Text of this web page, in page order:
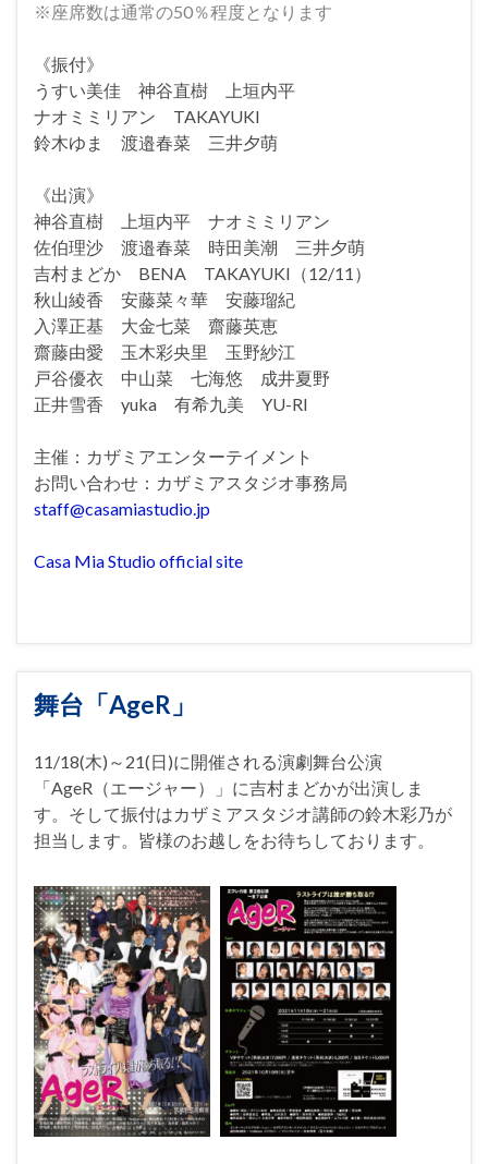
※座席数は通常の50％程度となります
《振付》
うすい美佳 神谷直樹 上垣内平
ナオミミリアン TAKAYUKI
鈴木ゆま 渡邉春菜 三井夕萌
《出演》
神谷直樹 上垣内平 ナオミミリアン
佐伯理沙 渡邉春菜 時田美潮 三井夕萌
吉村まどか BENA TAKAYUKI（12/11）
秋山綾香 安藤菜々華 安藤瑠紀
入澤正基 大金七菜 齋藤英恵
齋藤由愛 玉木彩央里 玉野紗江
戸谷優衣 中山菜 七海悠 成井夏野
正井雪香 yuka 有希九美 YU-RI
主催：カザミアエンターテイメント
お問い合わせ：カザミアスタジオ事務局
staff@casamiastudio.jp
Casa Mia Studio official site
舞台「AgeR」
11/18(木)～21(日)に開催される演劇舞台公演
「AgeR（エージャー）」に吉村まどかが出演しま
す。そして振付はカザミアスタジオ講師の鈴木彩乃が
担当します。皆様のお越しをお待ちしております。